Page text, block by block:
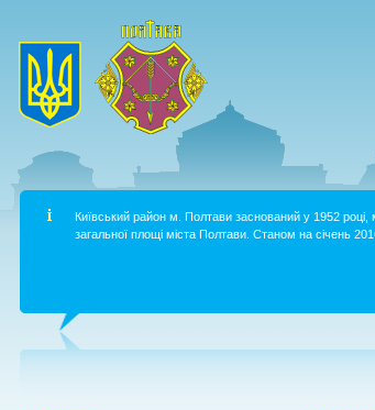
Київський район м. Полтави заснований у 1952 році,
загальної площі міста Полтави. Станом на січень